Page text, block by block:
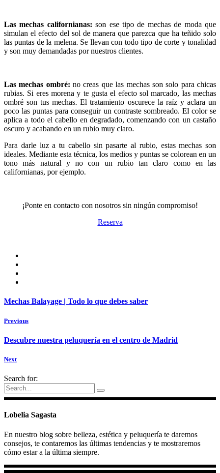
Las mechas californianas: son ese tipo de mechas de moda que
simulan el efecto del sol de manera que parezca que ha teñido solo
las puntas de la melena. Se llevan con todo tipo de corte y tonalidad
y son muy demandadas por nuestros clientes.
Las mechas ombré: no creas que las mechas son solo para chicas
rubias. Si eres morena y te gusta el efecto sol marcado, las mechas
ombré son tus mechas. El tratamiento oscurece la raíz y aclara un
poco las puntas para conseguir un contraste sombreado. El color se
aplica a todo el cabello en degradado, comenzando con un castaño
oscuro y acabando en un rubio muy claro.
Para darle luz a tu cabello sin pasarte al rubio, estas mechas son
ideales. Mediante esta técnica, los medios y puntas se colorean en un
tono más natural y no con un rubio tan claro como en las
californianas, por ejemplo.
¡Ponte en contacto con nosotros sin ningún compromiso!
Reserva
Mechas Balayage | Todo lo que debes saber
Previous
Descubre nuestra peluquería en el centro de Madrid
Next
Search for:
Lobelia Sagasta
En nuestro blog sobre belleza, estética y peluquería te daremos
consejos, te contaremos las últimas tendencias y te mostraremos
cómo estar a la última siempre.